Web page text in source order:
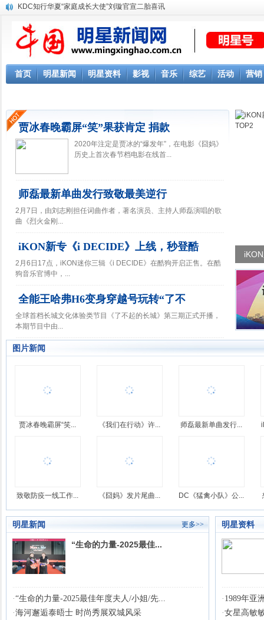
KDC知行华夏“家庭成长大使”刘璇官宣二胎喜讯
首页 明星新闻 明星资料 影视 音乐 综艺 活动 营销
贾冰春晚霸屏“笑”果获肯定 捐款
2020年注定是贾冰的“爆发年”，在电影《囧妈》
历史上首次春节档电影在线首...
师磊最新单曲发行致敬最美逆行
2月7日，由刘志刚担任词曲作者，著名演员、主持人师磊演唱的歌
曲《烈火金刚...
iKON新专《i DECIDE》上线，秒登酷
2月6日17点，iKON迷你三辑《i DECIDE》在酷狗开启正售。在酷
狗音乐官博中，...
全能王哈弗H6变身穿越号玩转“了不
全球首档长城文化体验类节目《了不起的长城》第三期正式开播，
本期节目中由...
全能
致敬
图片新闻
贾冰春晚霸屏“笑... 《我们在行动》许... 师磊最新单曲发行...
致敬防疫一线工作... 《囧妈》发片尾曲... DC《猛禽小队》公...
明星新闻 更多>>
“生命的力量-2025最佳...
·“生命的力量-2025最佳年度夫人/小姐/先...
·海河邂逅泰晤士 时尚秀展双城风采
明星资料
· 1989年亚
·女星高敏